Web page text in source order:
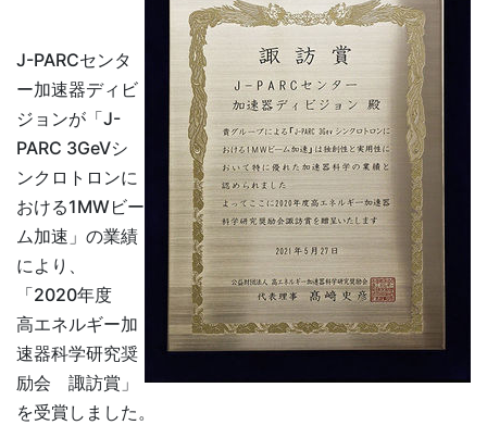
J-PARCセンタ
ー加速器ディビ
ジョンが「J-
PARC 3GeVシ
ンクロトロンに
おける1MWビー
ム加速」の業績
により、
「2020年度
高エネルギー加
速器科学研究奨
励会 諏訪賞」
を受賞しました。